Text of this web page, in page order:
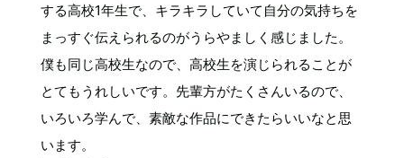
する高校1年生で、キラキラしていて自分の気持ちを
まっすぐ伝えられるのがうらやましく感じました。
僕も同じ高校生なので、高校生を演じられることが
とてもうれしいです。先輩方がたくさんいるので、
いろいろ学んで、素敵な作品にできたらいいなと思
います。